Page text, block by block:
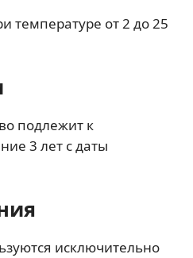
температуре от 2 до 25
подлежит к
3 лет с даты
исключительно